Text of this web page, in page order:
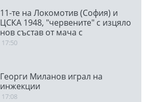
11-те на Локомотив (София) и
ЦСКА 1948, "червените" с изцяло
нов състав от мача с
Панатинайкос
17:50
Георги Миланов играл на
инжекции
17:08